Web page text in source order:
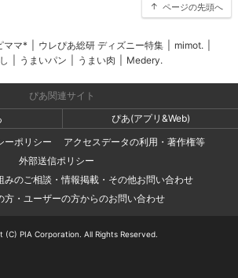
ページの先頭へ
ママ* ウレぴあ総研 ディズニー特集 mimot.
うまいパン うまい肉 Medery.
ぴあ関連サイト
ぴあ(アプリ&Web)
ーポリシー
アクセスデータの利用・著作権等
外部送信ポリシー
みのご相談・情報掲載・その他お問い合わせ
方・ユーザーの方からのお問い合わせ
(C) PIA Corporation. All Rights Reserved.